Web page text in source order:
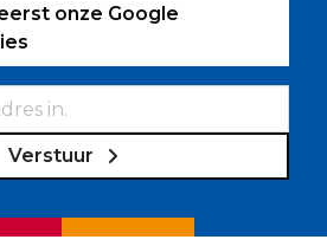
onze Google
Verstuur